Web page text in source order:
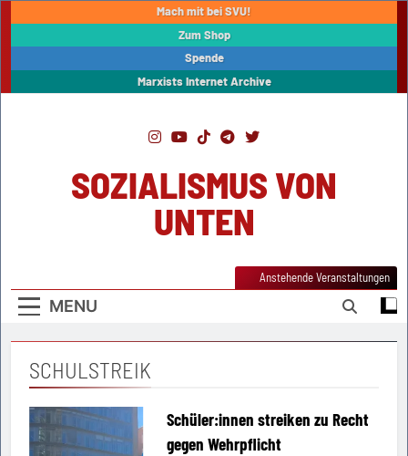
Mach mit bei SVU!
Zum Shop
Spende
Marxists Internet Archive
SOZIALISMUS VON
UNTEN
MENU
Anstehende Veranstaltungen
SCHULSTREIK
Schüler:innen streiken zu Recht
gegen Wehrpflicht